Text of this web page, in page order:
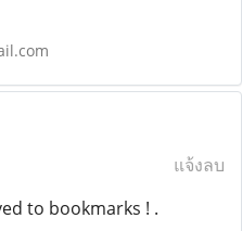
แจ้งลบ
to bookmarks ! .